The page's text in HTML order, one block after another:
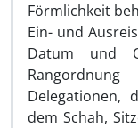
Förmlichkeit
Ein- und
Datum und
Delegationen,
dem Schah,